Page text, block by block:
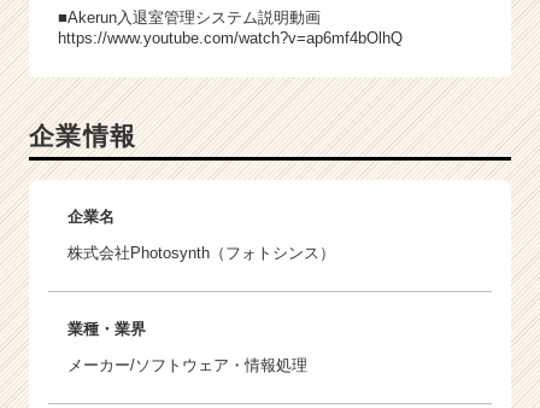
■Akerun入退室管理システム説明動画
https://www.youtube.com/watch?v=ap6mf4bOlhQ
企業情報
企業名
株式会社Photosynth（フォトシンス）
業種・業界
メーカー/ソフトウェア・情報処理